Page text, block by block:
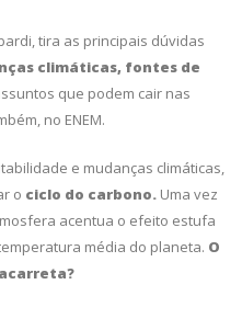
tira as principais dúvidas
climáticas, fontes de
que podem cair nas
no ENEM.
e mudanças climáticas,
o ciclo do carbono. Uma vez
acentua o efeito estufa
média do planeta. O